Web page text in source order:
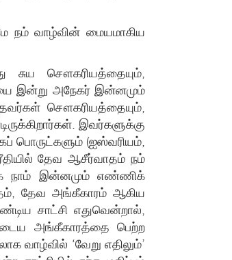
நம் வாழ்வின் மையமாகிய
சுய சௌகரியத்தையும்,
இன்று அநேகர் இன்னமும்
சௌகரியத்தையும்,
இவர்களுக்கு
பொருட்களும் (ஐஸ்வரியம்,
தேவ ஆசீர்வாதம் நம்
நாம் இன்னமும் எண்ணிக்
தேவ அங்கீகாரம் ஆகிய
சாட்சி எதுவென்றால்,
அங்கீகாரத்தை பெற்ற
வாழ்வில் ‘வேறு எதிலும்’